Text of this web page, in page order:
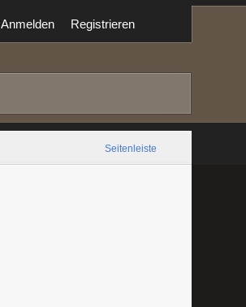
Anmelden Registrieren
Seitenleiste